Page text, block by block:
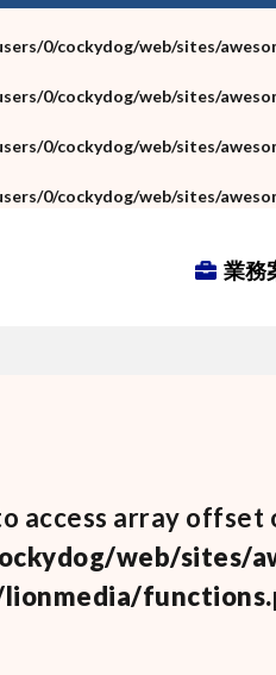
0/cockydog/web/sites/
0/cockydog/web/sites/
0/cockydog/web/sites/
0/cockydog/web/sites/
多治見市・可児市・瑞浪
業務
access array offset
web/sites/